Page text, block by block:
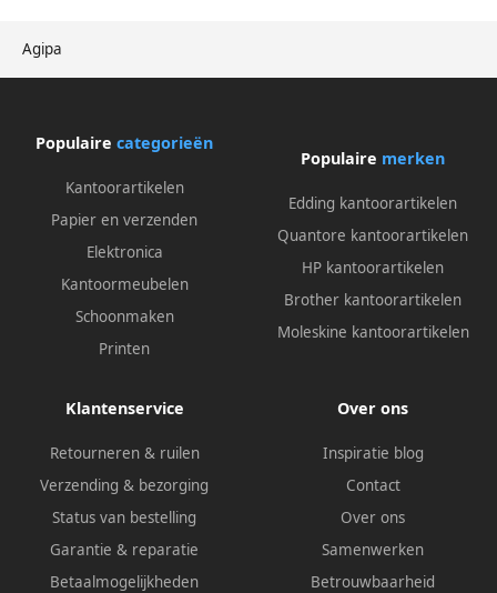
Agipa
Populaire categorieën
Kantoorartikelen
Papier en verzenden
Elektronica
Kantoormeubelen
Schoonmaken
Printen
Populaire merken
Edding kantoorartikelen
Quantore kantoorartikelen
HP kantoorartikelen
Brother kantoorartikelen
Moleskine kantoorartikelen
Klantenservice
Retourneren & ruilen
Verzending & bezorging
Status van bestelling
Garantie & reparatie
Betaalmogelijkheden
Over ons
Inspiratie blog
Contact
Over ons
Samenwerken
Betrouwbaarheid